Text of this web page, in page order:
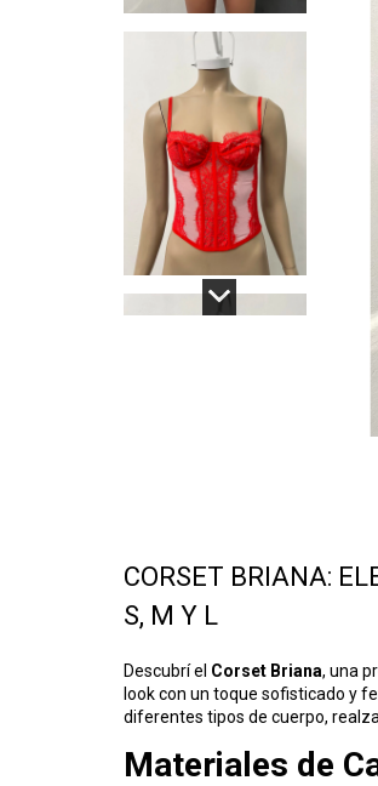
CORSET BRIANA:
S, M Y L
Descubrí el Corset Briana, una
look con un toque sofisticado y
diferentes tipos de cuerpo,
Materiales de